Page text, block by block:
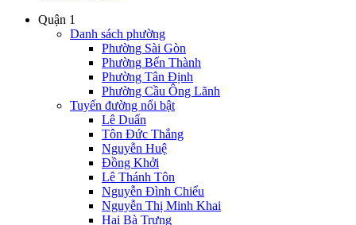
Quận 1
Danh sách phường
Phường Sài Gòn
Phường Bến Thành
Phường Tân Định
Phường Cầu Ông Lãnh
Tuyến đường nổi bật
Lê Duẩn
Tôn Đức Thắng
Nguyễn Huệ
Đồng Khởi
Lê Thánh Tôn
Nguyễn Đình Chiểu
Nguyễn Thị Minh Khai
Hai Bà Trưng